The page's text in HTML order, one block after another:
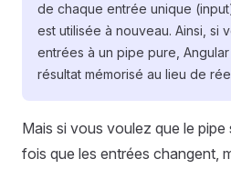
de chaque entrée unique
est utilisée à nouveau. Ainsi, si
entrées à un pipe pure,
résultat mémorisé au lieu de
Mais si vous voulez que le
fois que les entrées changent,